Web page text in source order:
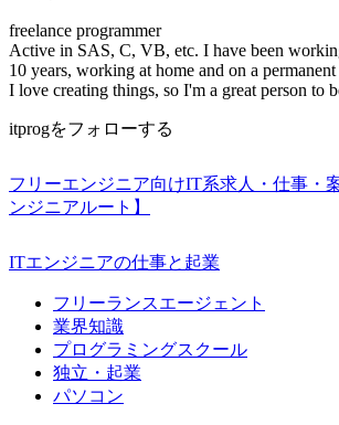
freelance programmer
Active in SAS, C, VB, etc. I have been
10 years, working at home and on a permanent
I love creating things, so I'm a great person to
itprogをフォローする
フリーエンジニア向けIT系求人・仕事・
ンジニアルート】
ITエンジニアの仕事と起業
フリーランスエージェント
業界知識
プログラミングスクール
独立・起業
パソコン